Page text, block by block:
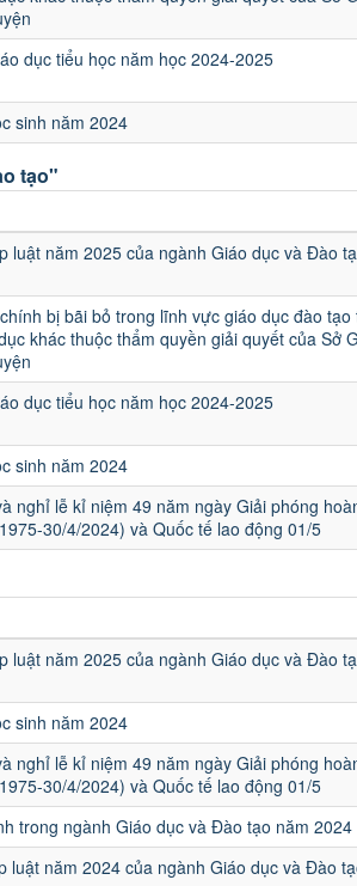
dục tiểu học năm học 2024-2025
sinh năm 2024
tạo"
luật năm 2025 của ngành Giáo dục và Đào
bị bãi bỏ trong lĩnh vực giáo dục đào tạo
khác thuộc thẩm quyền giải quyết của Sở
dục tiểu học năm học 2024-2025
sinh năm 2024
nghỉ lễ kỉ niệm 49 năm ngày Giải phóng
30/4/2024) và Quốc tế lao động 01/5
luật năm 2025 của ngành Giáo dục và Đào
sinh năm 2024
nghỉ lễ kỉ niệm 49 năm ngày Giải phóng
30/4/2024) và Quốc tế lao động 01/5
trong ngành Giáo dục và Đào tạo năm 2024
luật năm 2024 của ngành Giáo dục và Đào